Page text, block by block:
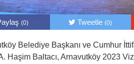
(0) Tweetle(0)
Belediye Başkanı ve Cumhur
Haşim Baltacı, Arnavutköy 2023